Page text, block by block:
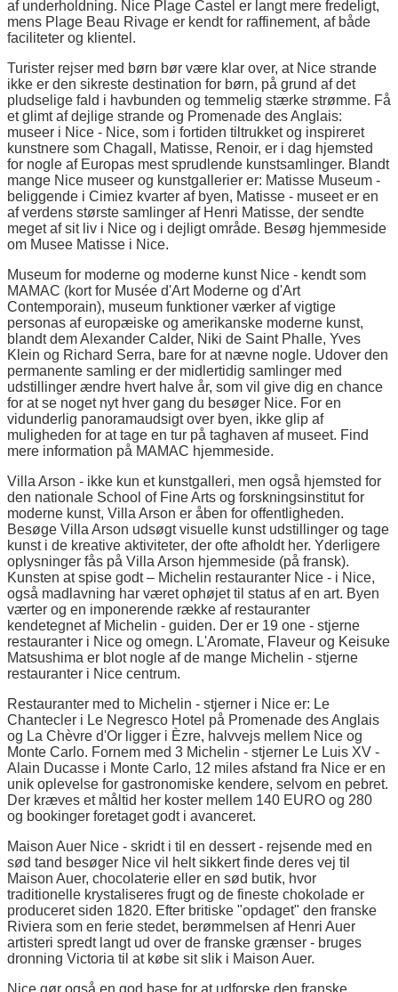
af underholdning. Nice Plage Castel er langt mere fredeligt,
mens Plage Beau Rivage er kendt for raffinement, af både
faciliteter og klientel.
Turister rejser med børn bør være klar over, at Nice strande
ikke er den sikreste destination for børn, på grund af det
pludselige fald i havbunden og temmelig stærke strømme. Få
et glimt af dejlige strande og Promenade des Anglais:
museer i Nice - Nice, som i fortiden tiltrukket og inspireret
kunstnere som Chagall, Matisse, Renoir, er i dag hjemsted
for nogle af Europas mest sprudlende kunstsamlinger. Blandt
mange Nice museer og kunstgallerier er: Matisse Museum -
beliggende i Cimiez kvarter af byen, Matisse - museet er en
af verdens største samlinger af Henri Matisse, der sendte
meget af sit liv i Nice og i dejligt område. Besøg hjemmeside
om Musee Matisse i Nice.
Museum for moderne og moderne kunst Nice - kendt som
MAMAC (kort for Musée d'Art Moderne og d'Art
Contemporain), museum funktioner værker af vigtige
personas af europæiske og amerikanske moderne kunst,
blandt dem Alexander Calder, Niki de Saint Phalle, Yves
Klein og Richard Serra, bare for at nævne nogle. Udover den
permanente samling er der midlertidig samlinger med
udstillinger ændre hvert halve år, som vil give dig en chance
for at se noget nyt hver gang du besøger Nice. For en
vidunderlig panoramaudsigt over byen, ikke glip af
muligheden for at tage en tur på taghaven af museet. Find
mere information på MAMAC hjemmeside.
Villa Arson - ikke kun et kunstgalleri, men også hjemsted for
den nationale School of Fine Arts og forskningsinstitut for
moderne kunst, Villa Arson er åben for offentligheden.
Besøge Villa Arson udsøgt visuelle kunst udstillinger og tage
kunst i de kreative aktiviteter, der ofte afholdt her. Yderligere
oplysninger fås på Villa Arson hjemmeside (på fransk).
Kunsten at spise godt – Michelin restauranter Nice - i Nice,
også madlavning har været ophøjet til status af en art. Byen
værter og en imponerende række af restauranter
kendetegnet af Michelin - guiden. Der er 19 one - stjerne
restauranter i Nice og omegn. L'Aromate, Flaveur og Keisuke
Matsushima er blot nogle af de mange Michelin - stjerne
restauranter i Nice centrum.
Restauranter med to Michelin - stjerner i Nice er: Le
Chantecler i Le Negresco Hotel på Promenade des Anglais
og La Chèvre d'Or ligger i Èzre, halvvejs mellem Nice og
Monte Carlo. Fornem med 3 Michelin - stjerner Le Luis XV -
Alain Ducasse i Monte Carlo, 12 miles afstand fra Nice er en
unik oplevelse for gastronomiske kendere, selvom en pebret.
Der kræves et måltid her koster mellem 140 EURO og 280
og bookinger foretaget godt i avanceret.
Maison Auer Nice - skridt i til en dessert - rejsende med en
sød tand besøger Nice vil helt sikkert finde deres vej til
Maison Auer, chocolaterie eller en sød butik, hvor
traditionelle krystaliseres frugt og de fineste chokolade er
produceret siden 1820. Efter britiske "opdaget" den franske
Riviera som en ferie stedet, berømmelsen af Henri Auer
artisteri spredt langt ud over de franske grænser - bruges
dronning Victoria til at købe sit slik i Maison Auer.
Nice gør også en god base for at udforske den franske